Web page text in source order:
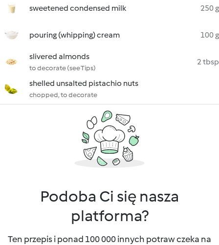
sweetened condensed milk 250 g
pouring (whipping) cream 100 g
slivered almonds
to decorate (see Tips)
2 tbsp
shelled unsalted pistachio nuts
chopped, to decorate
Podoba Ci się nasza
platforma?
Ten przepis i ponad 100 000 innych potraw czeka na